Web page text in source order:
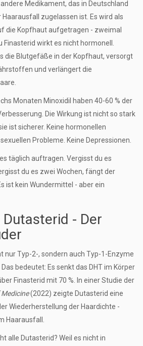
Medikament, das in Deutschland
zugelassen ist. Es wird als
die Kopfhaut aufgetragen - zweimal
wirkt es nicht hormonell.
die Blutgefäße in der Kopfhaut, versorgt
und verlängert die
Monaten Minoxidil haben 40-60 % der
Die Wirkung ist nicht so stark
ist sicherer. Keine hormonellen
Probleme. Keine Depressionen.
täglich auftragen. Vergisst du es
du es zwei Wochen, fängt der
ist kein Wundermittel - aber ein
- Der
nur Typ-2-, sondern auch Typ-1-Enzyme
bedeutet: Es senkt das DHT im Körper
Finasterid mit 70 %. In einer Studie der
(2022) zeigte Dutasterid eine
Wiederherstellung der Haardichte -
Haarausfall.
alle Dutasterid? Weil es nicht in